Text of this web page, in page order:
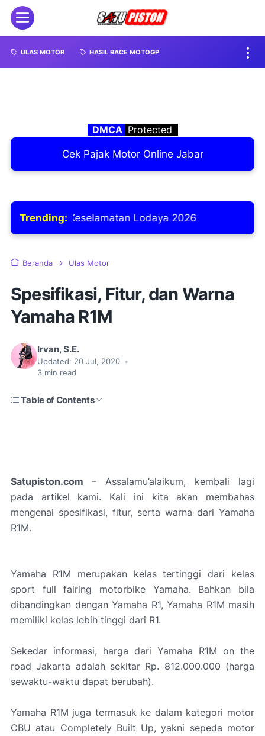
ULAS MOTOR HASIL RACE MOTOGP
DMCA Protected
Cek Pajak Motor Online Jabar
Trending:
Keselamatan Lodaya 2026
Beranda Ulas Motor
Spesifikasi, Fitur, dan Warna
Yamaha R1M
Irvan, S.E.
Updated: 20 Jul, 2020 •
3 min read
Table of Contents
Satupiston.com – Assalamu’alaikum, kembali lagi
pada artikel kami. Kali ini kita akan membahas
mengenai spesifikasi, fitur, serta warna dari Yamaha
R1M.
Yamaha R1M merupakan kelas tertinggi dari kelas
sport full fairing motorbike Yamaha. Bahkan bila
dibandingkan dengan Yamaha R1, Yamaha R1M masih
memiliki kelas lebih tinggi dari R1.
Sekedar informasi, harga dari Yamaha R1M on the
roadJakarta adalah sekitar Rp. 812.000.000 (harga
sewaktu-waktu dapat berubah).
Yamaha R1M juga termasuk ke dalam kategori motor
CBU atau Completely Built Up, yakni sepeda motor